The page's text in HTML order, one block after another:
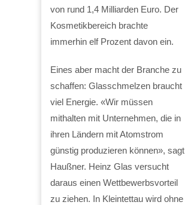
von rund 1,4 Milliarden Euro. Der
Kosmetikbereich brachte
immerhin elf Prozent davon ein.
Eines aber macht der Branche zu
schaffen: Glasschmelzen braucht
viel Energie. «Wir müssen
mithalten mit Unternehmen, die in
ihren Ländern mit Atomstrom
günstig produzieren können», sagt
Haußner. Heinz Glas versucht
daraus einen Wettbewerbsvorteil
zu ziehen. In Kleintettau wird ohne